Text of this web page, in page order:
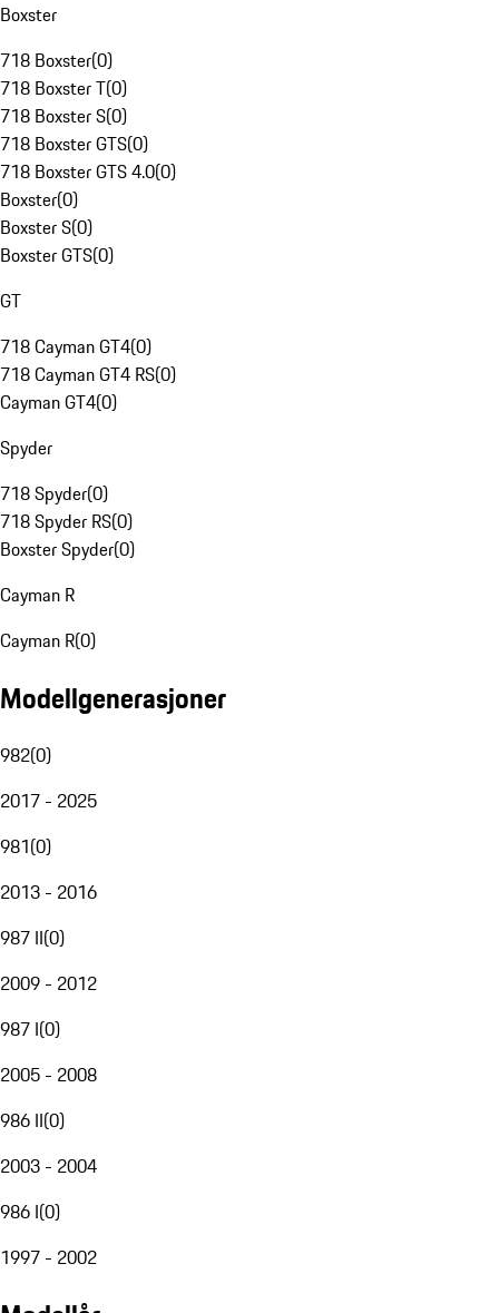
Boxster
718 Boxster(0)
718 Boxster T(0)
718 Boxster S(0)
718 Boxster GTS(0)
718 Boxster GTS 4.0(0)
Boxster(0)
Boxster S(0)
Boxster GTS(0)
GT
718 Cayman GT4(0)
718 Cayman GT4 RS(0)
Cayman GT4(0)
Spyder
718 Spyder(0)
718 Spyder RS(0)
Boxster Spyder(0)
Cayman R
Cayman R(0)
Modellgenerasjoner
982(0)
2017 - 2025
981(0)
2013 - 2016
987 II(0)
2009 - 2012
987 I(0)
2005 - 2008
986 II(0)
2003 - 2004
986 I(0)
1997 - 2002